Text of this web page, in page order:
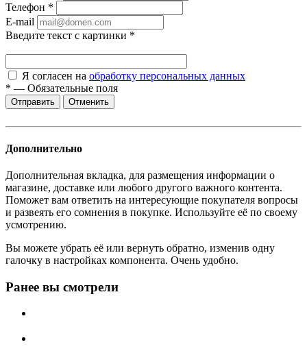
Телефон *
E-mail
Введите текст с картинки *
Я согласен на обработку персональных данных
* — Обязательные поля
Отменить
Дополнительно
Дополнительная вкладка, для размещения информации о
магазине, доставке или любого другого важного контента.
Поможет вам ответить на интересующие покупателя вопросы
и развеять его сомнения в покупке. Используйте её по своему
усмотрению.
Вы можете убрать её или вернуть обратно, изменив одну
галочку в настройках компонента. Очень удобно.
Ранее вы смотрели